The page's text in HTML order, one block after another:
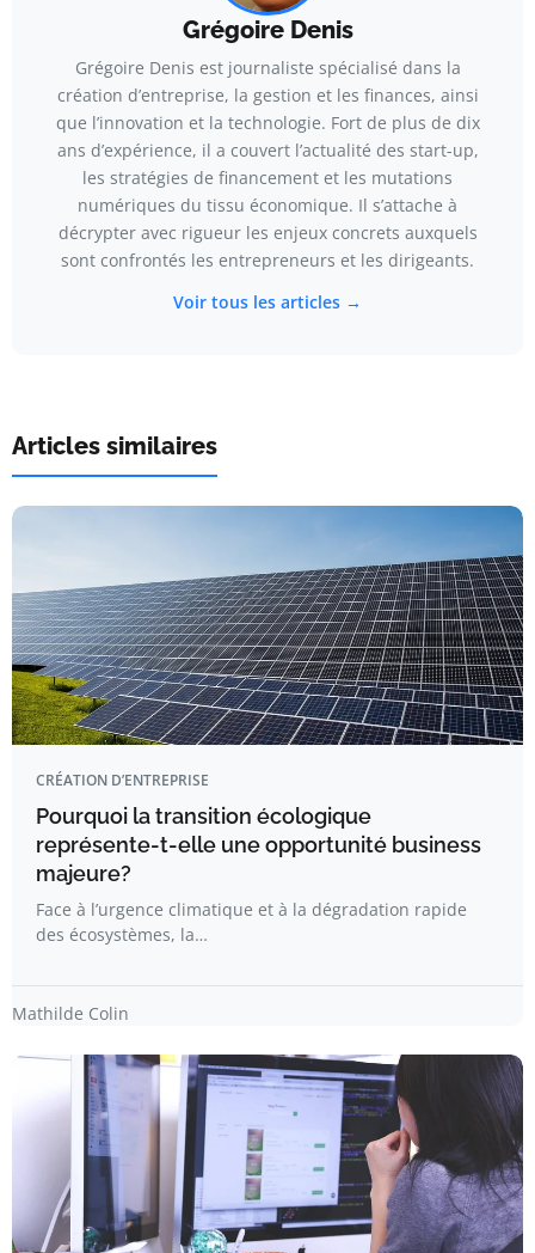
Grégoire Denis
Grégoire Denis est journaliste spécialisé dans la
création d’entreprise, la gestion et les finances, ainsi
que l’innovation et la technologie. Fort de plus de dix
ans d’expérience, il a couvert l’actualité des start-up,
les stratégies de financement et les mutations
numériques du tissu économique. Il s’attache à
décrypter avec rigueur les enjeux concrets auxquels
sont confrontés les entrepreneurs et les dirigeants.
Voir tous les articles →
Articles similaires
CRÉATION D’ENTREPRISE
Pourquoi la transition écologique
représente-t-elle une opportunité business
majeure?
Face à l’urgence climatique et à la dégradation rapide
des écosystèmes, la…
Mathilde Colin